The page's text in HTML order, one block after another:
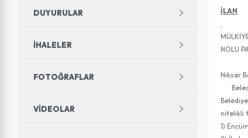
DUYURULAR
İHALELER
FOTOĞRAFLAR
VIDEOLAR
İLAN
NOLU
Niksar
nitelikli
1)